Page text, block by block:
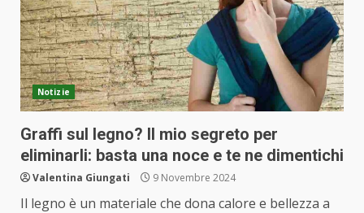
Notizie
Graffi sul legno? Il mio segreto per
eliminarli: basta una noce e te ne dimentichi
Valentina Giungati 9 Novembre 2024
Il legno è un materiale che dona calore e bellezza a